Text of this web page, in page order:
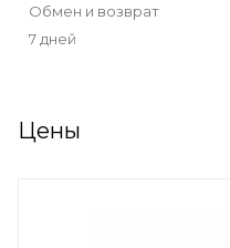
Обмен и возврат
7 дней
Цены